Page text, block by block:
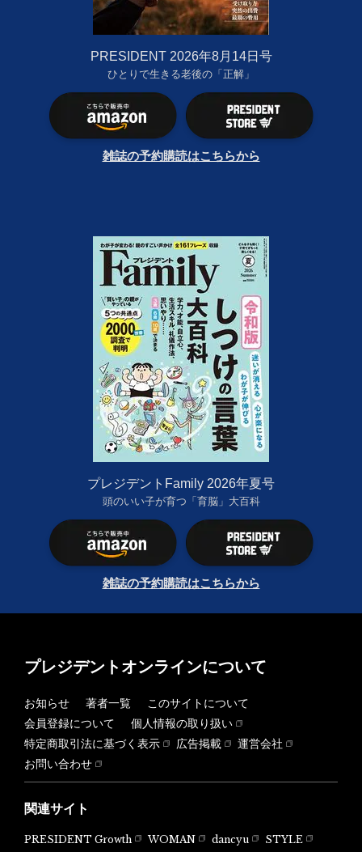
PRESIDENT 2026年8月14日号
ひとりで生きる老後の「正解」
雑誌の予約購読はこちらから
プレジデントFamily 2026年夏号
頭のいい子が育つ「育脳」大百科
雑誌の予約購読はこちらから
プレジデントオンラインについて
お知らせ 著者一覧
このサイトについて
会員登録について
個人情報の取り扱い
特定商取引法に基づく表示
広告掲載
運営会社
お問い合わせ
関連サイト
PRESIDENT Growth WOMAN dancyu STYLE